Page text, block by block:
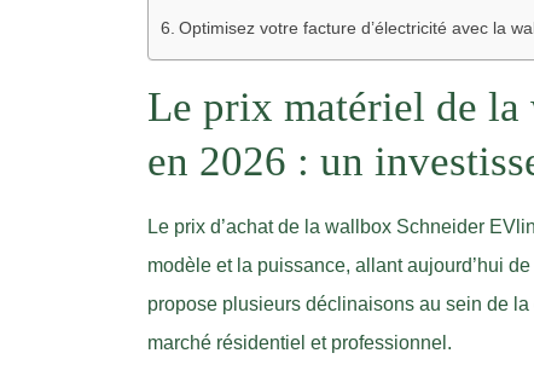
Optimisez votre facture d’électricité avec la
Le prix matériel de
en 2026 : un
Le prix d’achat de la wallbox Schneider
modèle et la puissance, allant aujourd’hui
propose plusieurs déclinaisons au sein de
marché résidentiel et professionnel.